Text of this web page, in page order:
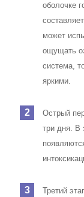
оболочке
может
ощущать
система,
яркими.
Острый
три дня. В
Третий